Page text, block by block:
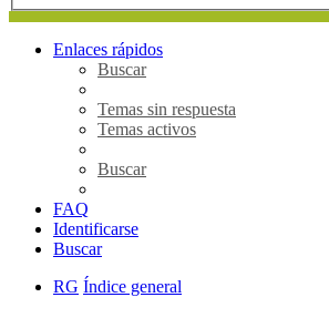
Enlaces rápidos
Buscar
Temas sin respuesta
Temas activos
Buscar
FAQ
Identificarse
Buscar
RG Índice general